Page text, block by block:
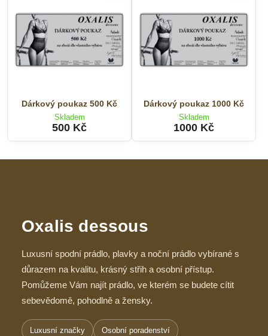
Dárkový poukaz 500 Kč
Skladem
500 Kč
Dárkový poukaz 1000 Kč
Skladem
1000 Kč
Oxalis dessous
Luxusní spodní prádlo, plavky a noční prádlo vybírané s
důrazem na kvalitu, krásný střih a osobní přístup.
Pomůžeme Vám najít prádlo, ve kterém se budete cítit
sebevědomě, pohodlně a žensky.
Luxusní značky Osobní poradenství